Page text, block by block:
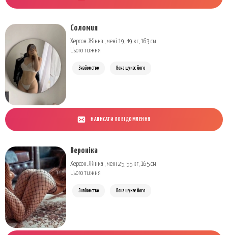
Соломия
Херсон. Жінка , мені 19, 49 кг, 163 см
Цього тижня
Знайомство Вона шукає його
НАПИСАТИ ПОВІДОМЛЕННЯ
Вероніка
Херсон. Жінка , мені 25, 55 кг, 165 см
Цього тижня
Знайомство Вона шукає його